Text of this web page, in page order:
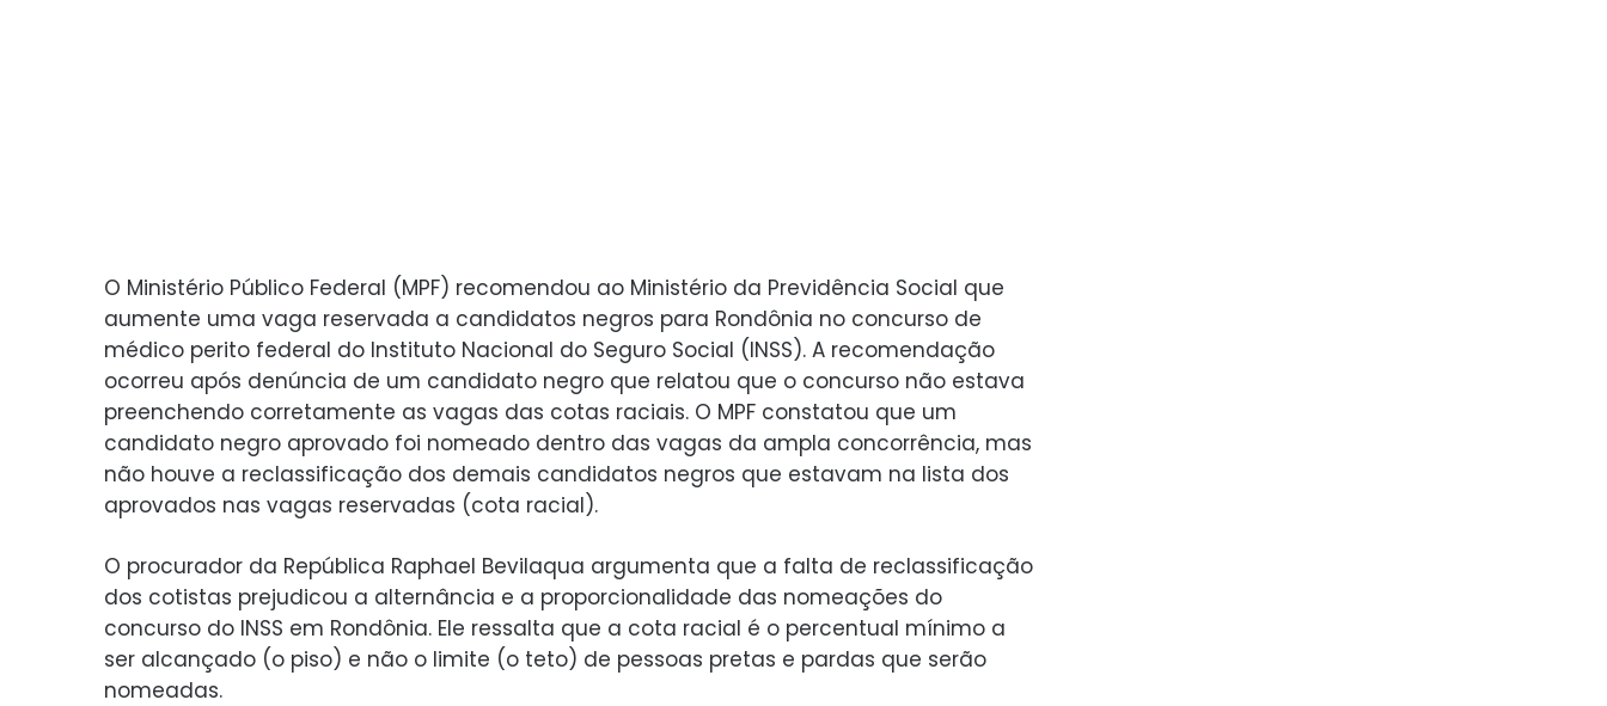
O Ministério Público Federal (MPF) recomendou ao Ministério da Previdência Social que
aumente uma vaga reservada a candidatos negros para Rondônia no concurso de
médico perito federal do Instituto Nacional do Seguro Social (INSS). A recomendação
ocorreu após denúncia de um candidato negro que relatou que o concurso não estava
preenchendo corretamente as vagas das cotas raciais. O MPF constatou que um
candidato negro aprovado foi nomeado dentro das vagas da ampla concorrência, mas
não houve a reclassificação dos demais candidatos negros que estavam na lista dos
aprovados nas vagas reservadas (cota racial).
O procurador da República Raphael Bevilaqua argumenta que a falta de reclassificação
dos cotistas prejudicou a alternância e a proporcionalidade das nomeações do
concurso do INSS em Rondônia. Ele ressalta que a cota racial é o percentual mínimo a
ser alcançado (o piso) e não o limite (o teto) de pessoas pretas e pardas que serão
nomeadas.